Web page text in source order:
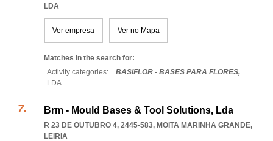
LDA
Ver empresa Ver no Mapa
Matches in the search for:
Activity categories: ...BASIFLOR - BASES PARA FLORES,
LDA...
Brm - Mould Bases & Tool Solutions, Lda
R 23 DE OUTUBRO 4, 2445-583, MOITA MARINHA GRANDE,
LEIRIA